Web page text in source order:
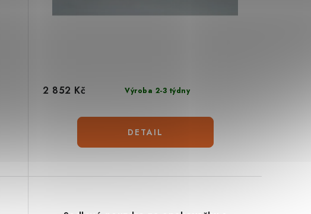
Výroba 2-3 týdny
2 852 Kč